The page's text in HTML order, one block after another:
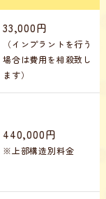
33,000円
（インプラントを行う
場合は費用を相殺致し
ます）
440,000円
※上部構造別料金